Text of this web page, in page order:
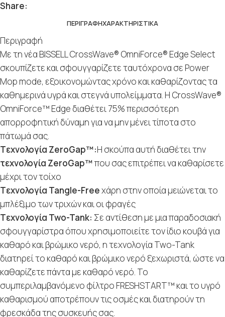
Share:
ΠΕΡΙΓΡΑΦΉΧΑΡΑΚΤΗΡΙΣΤΙΚΆ
Περιγραφή
Με τη νέα BISSELL CrossWave® OmniForce® Edge Select
σκουπίζετε και σφουγγαρίζετε ταυτόχρονα σε Power
Mop mode, εξοικονομώντας χρόνο και καθαρίζοντας τα
καθημερινά υγρά και στεγνά υπολείμματα. Η CrossWave®
OmniForce™ Edge διαθέτει 75% περισσότερη
απορροφητική δύναμη για να μην μένει τίποτα στο
πάτωμά σας.
Tεχνολογία ZeroGap™:Η σκούπα αυτή διαθέτει την
τεχνολογία ZeroGap™που σας επιτρέπει να καθαρίσετε
μέχρι τον τοίχο
Tεχνολογία Tangle-Freeχάρη στην οποία μειώνεται το
μπλέξιμο των τριχών και οι φραγές
Tεχνολογία Two-Tank: Σε αντίθεση με μια παραδοσιακή
σφουγγαρίστρα όπου χρησιμοποιείτε τον ίδιο κουβά για
καθαρό και βρώμικο νερό, η τεχνολογία Two-Tank
διατηρεί το καθαρό και βρώμικο νερό ξεχωριστά, ώστε να
καθαρίζετε πάντα με καθαρό νερό. Το
συμπεριλαμβανόμενο φίλτρο FRESHSTART™ και το υγρό
καθαρισμού αποτρέπουν τις οσμές και διατηρούν τη
φρεσκάδα της συσκευής σας.